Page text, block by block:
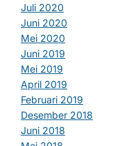
Juli 2020
Juni 2020
Mei 2020
Juni 2019
Mei 2019
April 2019
Februari 2019
Desember 2018
Juni 2018